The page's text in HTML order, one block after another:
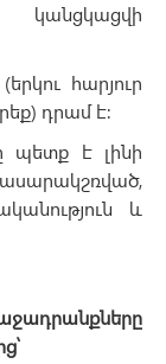
կանցկացվի
(երկու հարյուր
դրամ է:
պետք է լինի
և